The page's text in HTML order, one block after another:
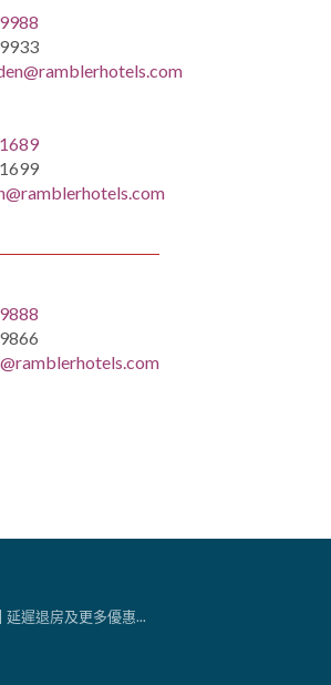
88
延遲退房及更多優惠...